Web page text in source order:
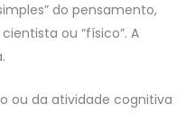
do pensamento,
ou “físico”. A
ou da atividade cognitiva